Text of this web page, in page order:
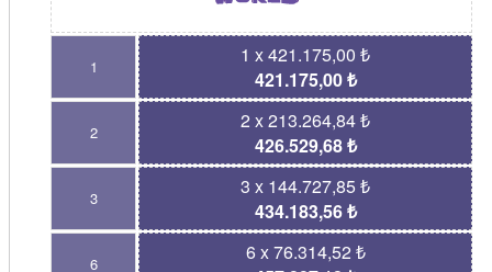
1
1 x 421.175,00 ₺
421.175,00 ₺
2
2 x 213.264,84 ₺
426.529,68 ₺
3
3 x 144.727,85 ₺
434.183,56 ₺
6
6 x 76.314,52 ₺